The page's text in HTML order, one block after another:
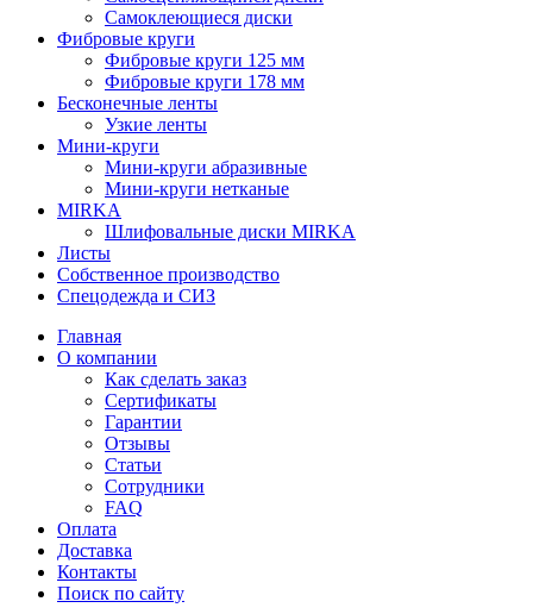
Самоклеющиеся диски
Фибровые круги
Фибровые круги 125 мм
Фибровые круги 178 мм
Бесконечные ленты
Узкие ленты
Мини-круги
Мини-круги абразивные
Мини-круги нетканые
MIRKA
Шлифовальные диски MIRKA
Листы
Собственное производство
Спецодежда и СИЗ
Главная
О компании
Как сделать заказ
Сертификаты
Гарантии
Отзывы
Статьи
Сотрудники
FAQ
Оплата
Доставка
Контакты
Поиск по сайту